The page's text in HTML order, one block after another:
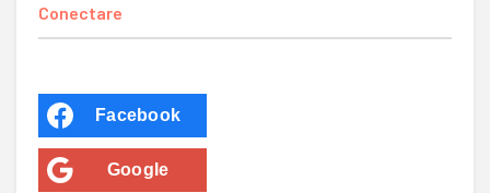
Conectare
Facebook
Google